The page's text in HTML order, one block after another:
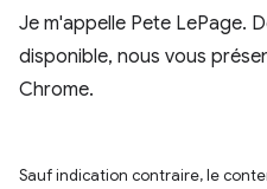
Je m'appelle Pete LePage.
disponible, nous vous
Chrome.
Sauf indication contraire, le